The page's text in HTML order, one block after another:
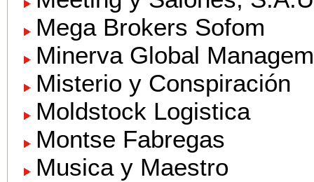
Mega Brokers Sofom
Minerva Global
Misterio y Conspiración
Moldstock Logistica
Montse Fabregas
Musica y Maestro